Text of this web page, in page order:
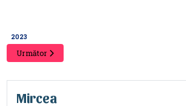
2023
Următor
Mircea